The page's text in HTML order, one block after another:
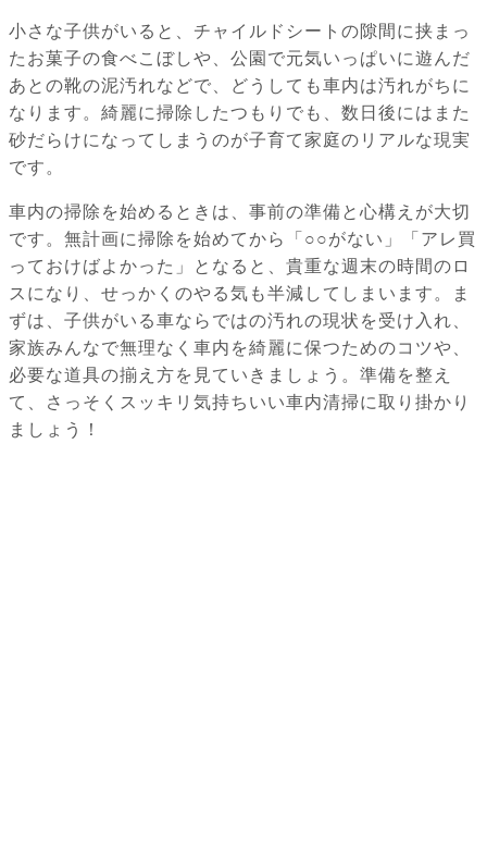
小さな子供がいると、チャイルドシートの隙間に挟まっ
たお菓子の食べこぼしや、公園で元気いっぱいに遊んだ
あとの靴の泥汚れなどで、どうしても車内は汚れがちに
なります。綺麗に掃除したつもりでも、数日後にはまた
砂だらけになってしまうのが子育て家庭のリアルな現実
です。
車内の掃除を始めるときは、事前の準備と心構えが大切
です。無計画に掃除を始めてから「○○がない」「アレ買
っておけばよかった」となると、貴重な週末の時間のロ
スになり、せっかくのやる気も半減してしまいます。ま
ずは、子供がいる車ならではの汚れの現状を受け入れ、
家族みんなで無理なく車内を綺麗に保つためのコツや、
必要な道具の揃え方を見ていきましょう。準備を整え
て、さっそくスッキリ気持ちいい車内清掃に取り掛かり
ましょう！